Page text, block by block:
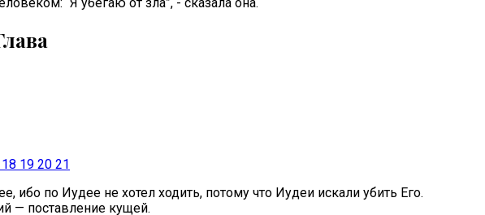
“Я убегаю от зла”, - сказала она.
18 19 20 21
ибо по Иудее не хотел ходить, потому что Иудеи искали убить Его.
— поставление кущей.